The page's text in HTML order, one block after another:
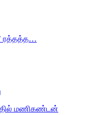
ரத்தத்த…
மணிகண்டன்